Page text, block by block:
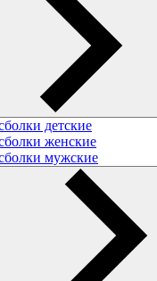
детские
женские
мужские